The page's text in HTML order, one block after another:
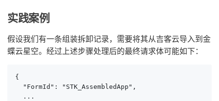
实践案例
假设我们有一条组装拆卸记录，需要将其从吉客云导入到金
蝶云星空。经过上述步骤处理后的最终请求体可能如下：
{
  "FormId": "STK_AssembledApp",
  ...